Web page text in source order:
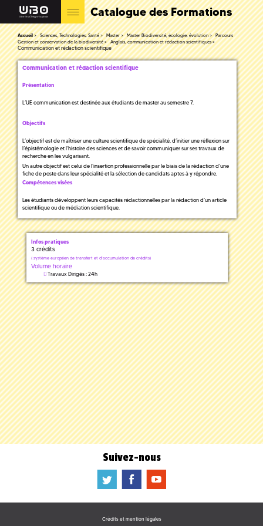
Catalogue des Formations
Accueil Sciences, Technologies, Santé Master Master Biodiversité, écologie, évolution
Parcours
Gestion et conservation de la biodiversité
Anglais, communication et rédaction scientifiques
Communication et rédaction scientifique
Communication et rédaction scientifique
Présentation
L’UE communication est destinée aux étudiants de master au semestre 7.
Objectifs
L’objectif est de maîtriser une culture scientifique de spécialité, d’initier une réflexion sur
l’épistémologie et l’histoire des sciences et de savoir communiquer sur ses travaux de
recherche en les vulgarisant.
Un autre objectif est celui de l’insertion professionnelle par le biais de la rédaction d’une
fiche de poste dans leur spécialité et la sélection de candidats aptes à y répondre.
Compétences visées
Les étudiants développent leurs capacités rédactionnelles par la rédaction d’un article
scientifique ou de médiation scientifique.
Infos pratiques
3 crédits
( système européen de transfert et d'accumulation de crédits)
Volume horaire
Travaux Dirigés : 24h
Suivez-nous
a b f
Crédits et mention légales